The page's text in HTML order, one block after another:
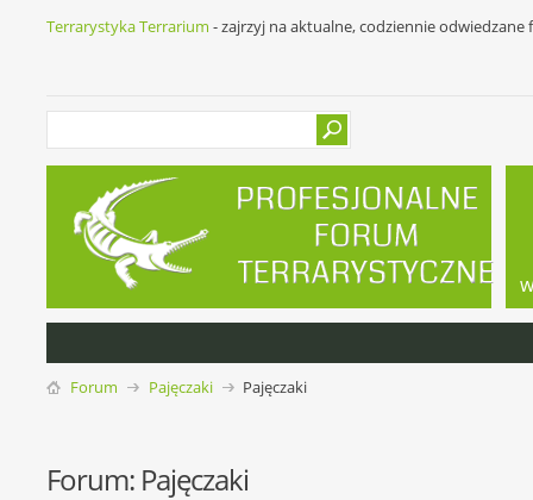
Terrarystyka Terrarium - zajrzyj na aktualne, codziennie
Forum Pajęczaki Pajęczaki
Forum: Pajęczaki